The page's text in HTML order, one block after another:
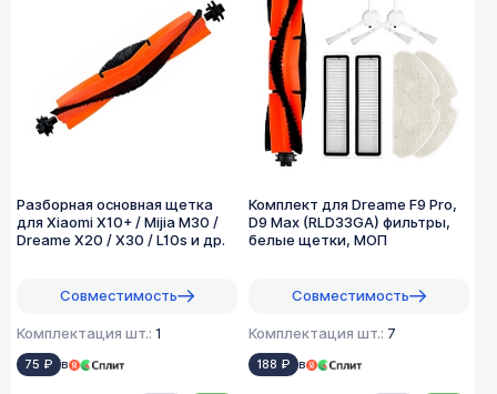
Разборная основная щетка
для Xiaomi X10+ / Mijia M30 /
Dreame X20 / X30 / L10s и др.
Совместимость
Комплектация шт.: 1
75 ₽ в
Комплект для Dreame F9 Pro,
D9 Max (RLD33GA) фильтры,
белые щетки, МОП
Совместимость
Комплектация шт.: 7
188 ₽ в